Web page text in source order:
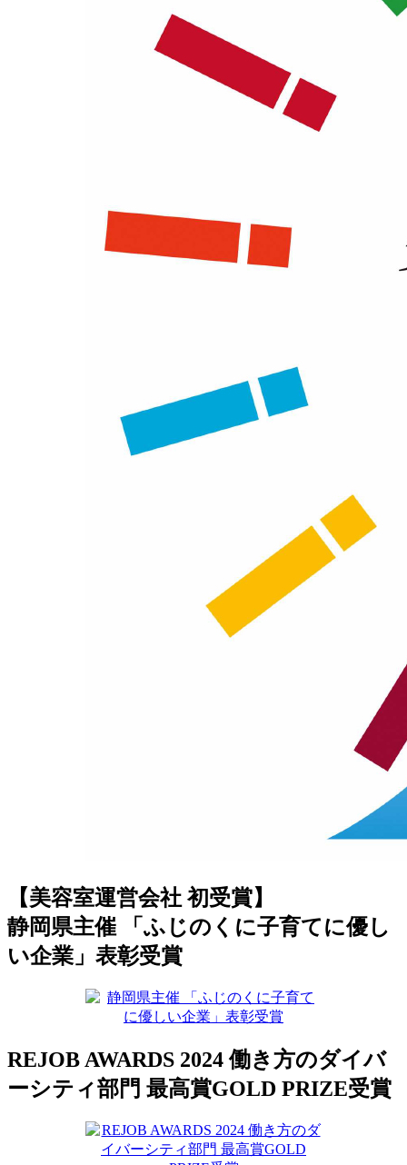
【美容室運営会社 初受賞】
静岡県主催 「ふじのくに子育てに優し
い企業」表彰受賞
REJOB AWARDS 2024 働き方のダイバ
ーシティ部門 最高賞GOLD PRIZE受賞